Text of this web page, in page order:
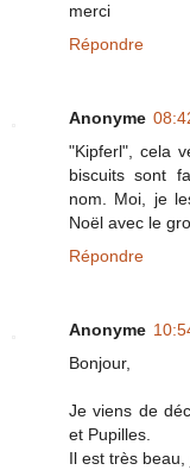
merci
Répondre
Anonyme
"Kipferl", cela
biscuits sont
nom. Moi, je
Noël avec le
Répondre
Anonyme
Bonjour,
Je viens de
et Pupilles.
Il est très beau,